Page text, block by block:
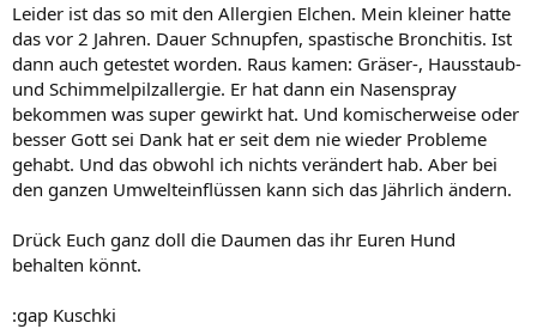
Leider ist das so mit den Allergien Elchen. Mein kleiner hatte
das vor 2 Jahren. Dauer Schnupfen, spastische Bronchitis. Ist
dann auch getestet worden. Raus kamen: Gräser-, Hausstaub-
und Schimmelpilzallergie. Er hat dann ein Nasenspray
bekommen was super gewirkt hat. Und komischerweise oder
besser Gott sei Dank hat er seit dem nie wieder Probleme
gehabt. Und das obwohl ich nichts verändert hab. Aber bei
den ganzen Umwelteinflüssen kann sich das Jährlich ändern.
Drück Euch ganz doll die Daumen das ihr Euren Hund
behalten könnt.
:gap Kuschki